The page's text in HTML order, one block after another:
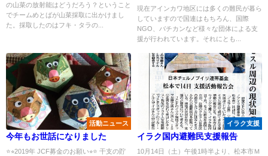
の山菜の放射能はどうだろう？ということ
でチームめとばが山菜採取に出かけまし
た。採取したのはフキ・タラの...
現在アインカワ地区には多くの難民が暮ら
していますので国連はもちろん、国際
NGO、バチカンなど様々な団体による支
援が行われています。それにとも...
活動ニュース
今年もお世話になりました
⭐️⭐︎2019年 JCF募金のお願い⭐︎⭐️ 干支の貯
イラク支援
イラク国内避難民支援報告
10月14日（土）午後1時半より、松本市Ｍ